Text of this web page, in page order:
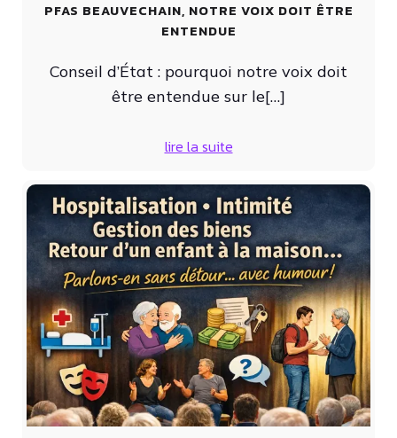
PFAS BEAUVECHAIN, NOTRE VOIX DOIT ÊTRE
ENTENDUE
Conseil d’État : pourquoi notre voix doit
être entendue sur le[…]
lire la suite